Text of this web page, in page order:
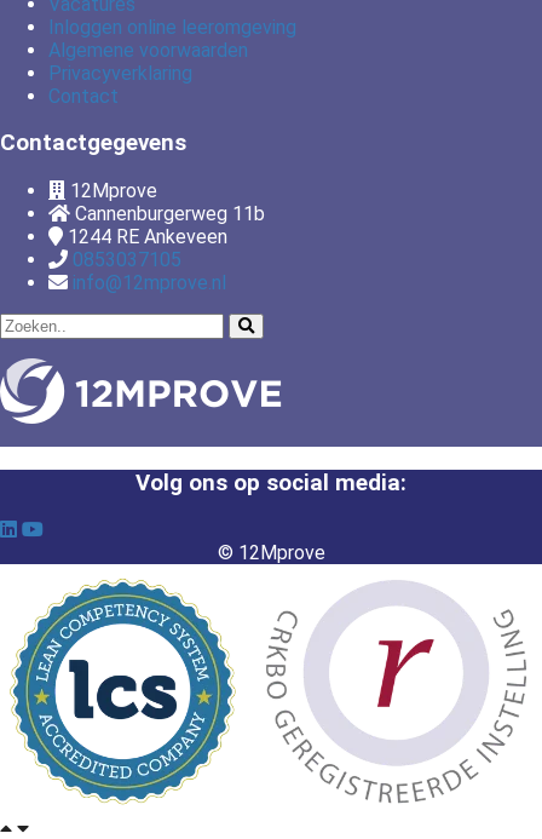
Inloggen online leeromgeving
Algemene voorwaarden
Privacyverklaring
Contact
Contactgegevens
12Mprove
Cannenburgerweg 11b
1244 RE Ankeveen
0853037105
info@12mprove.nl
Volg ons op social media:
© 12Mprove